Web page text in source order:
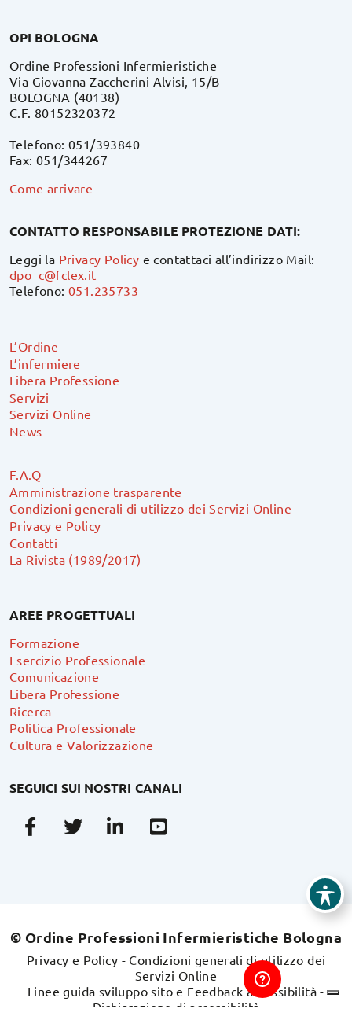
OPI BOLOGNA
Ordine Professioni Infermieristiche
Via Giovanna Zaccherini Alvisi, 15/B
BOLOGNA (40138)
C.F. 80152320372
Telefono: 051/393840
Fax: 051/344267
Come arrivare
CONTATTO RESPONSABILE PROTEZIONE DATI:
Leggi la Privacy Policy e contattaci all’indirizzo Mail:
dpo_c@fclex.it
Telefono:051.235733
L’Ordine
L’infermiere
Libera Professione
Servizi
Servizi Online
News
F.A.Q
Amministrazione trasparente
Condizioni generali di utilizzo dei Servizi Online
Privacy e Policy
Contatti
La Rivista (1989/2017)
AREE PROGETTUALI
Formazione
Esercizio Professionale
Comunicazione
Libera Professione
Ricerca
Politica Professionale
Cultura e Valorizzazione
SEGUICI SUI NOSTRI CANALI
FacebookTwitterLinkedin
© Ordine Professioni Infermieristiche Bologna
Privacy e Policy - Condizioni generali di utilizzo dei
Servizi Online
Linee guida sviluppo sito e Feedback accessibilità -
Dichiarazione di accessibilità